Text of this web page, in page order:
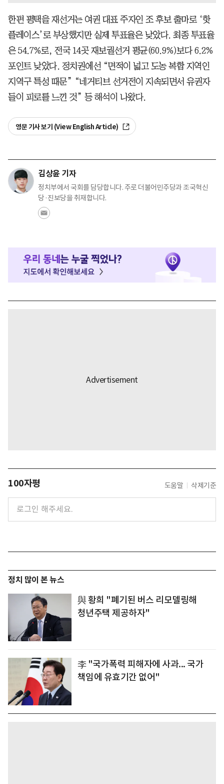
한편 평택을 재선거는 여권 대표 주자인 조 후보 출마로 ‘핫
플레이스’로 부상했지만 실제 투표율은 낮았다. 최종 투표율
은 54.7%로, 전국 14곳 재보궐선거 평균(60.9%)보다 6.2%
포인트 낮았다. 정치권에선 “면적이 넓고 도농 복합 지역인
지역구 특성 때문” “네거티브 선거전이 지속되면서 유권자
들이 피로를 느낀 것” 등 해석이 나왔다.
영문 기사 보기 (View English Article)
김상윤 기자
정치부에서 국회를 담당합니다. 주로 더불어민주당과 조국혁신
당·진보당을 취재합니다.
100자평 도움말 삭제기준
정치 많이 본 뉴스
與 황희 "폐기된 버스 리모델링해
청년주택 제공하자"
李 "국가폭력 피해자에 사과... 국가
책임에 유효기간 없어"